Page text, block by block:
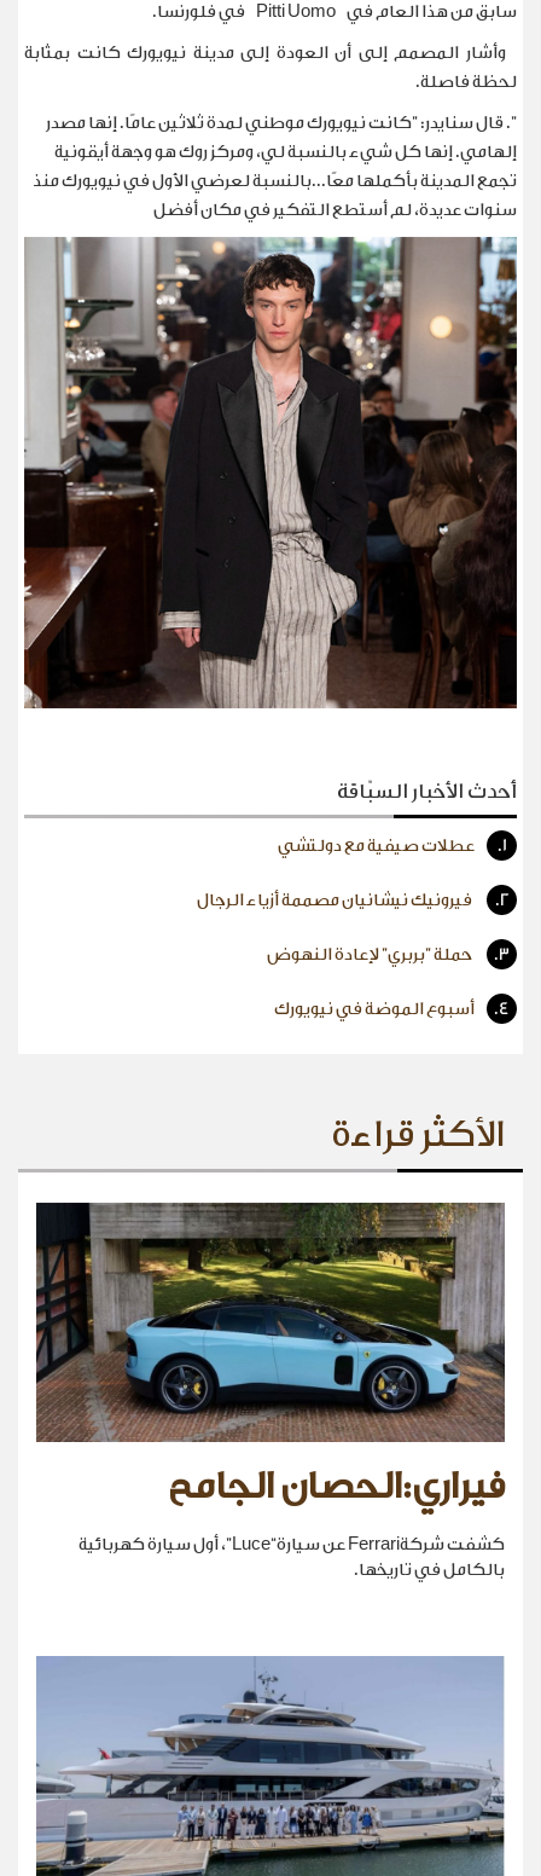
سابق من هذا العام في في فلورنسا.
وأشار المصمم إلى أن العودة إلى مدينة نيويورك كانت بمثابة
لحظة فاصلة.
". قال سنايدر: "كانت نيويورك موطني لمدة ثلاثين عامًا. إنها مصدر
إلهامي. إنها كل شيء بالنسبة لي، ومركز روك هو وجهة أيقونية
تجمع المدينة بأكملها معًا...بالنسبة لعرضي الأول في نيويورك منذ
سنوات عديدة، لم أستطع التفكير في مكان أفضل
أحدث الأخبار السبّاقة
1. عطلات صيفية مع دولتشي
2. فيرونيك نيشانيان مصممة أزياء الرجال
3. حملة "بربري" لإعادة النهوض
4. أسبوع الموضة في نيويورك
الأكثر قراءة
فيراري:الحصان الجامح
كشفت شركةFerrari عن سيارة“Luce”، أول سيارة كهربائية
بالكامل في تاريخها.